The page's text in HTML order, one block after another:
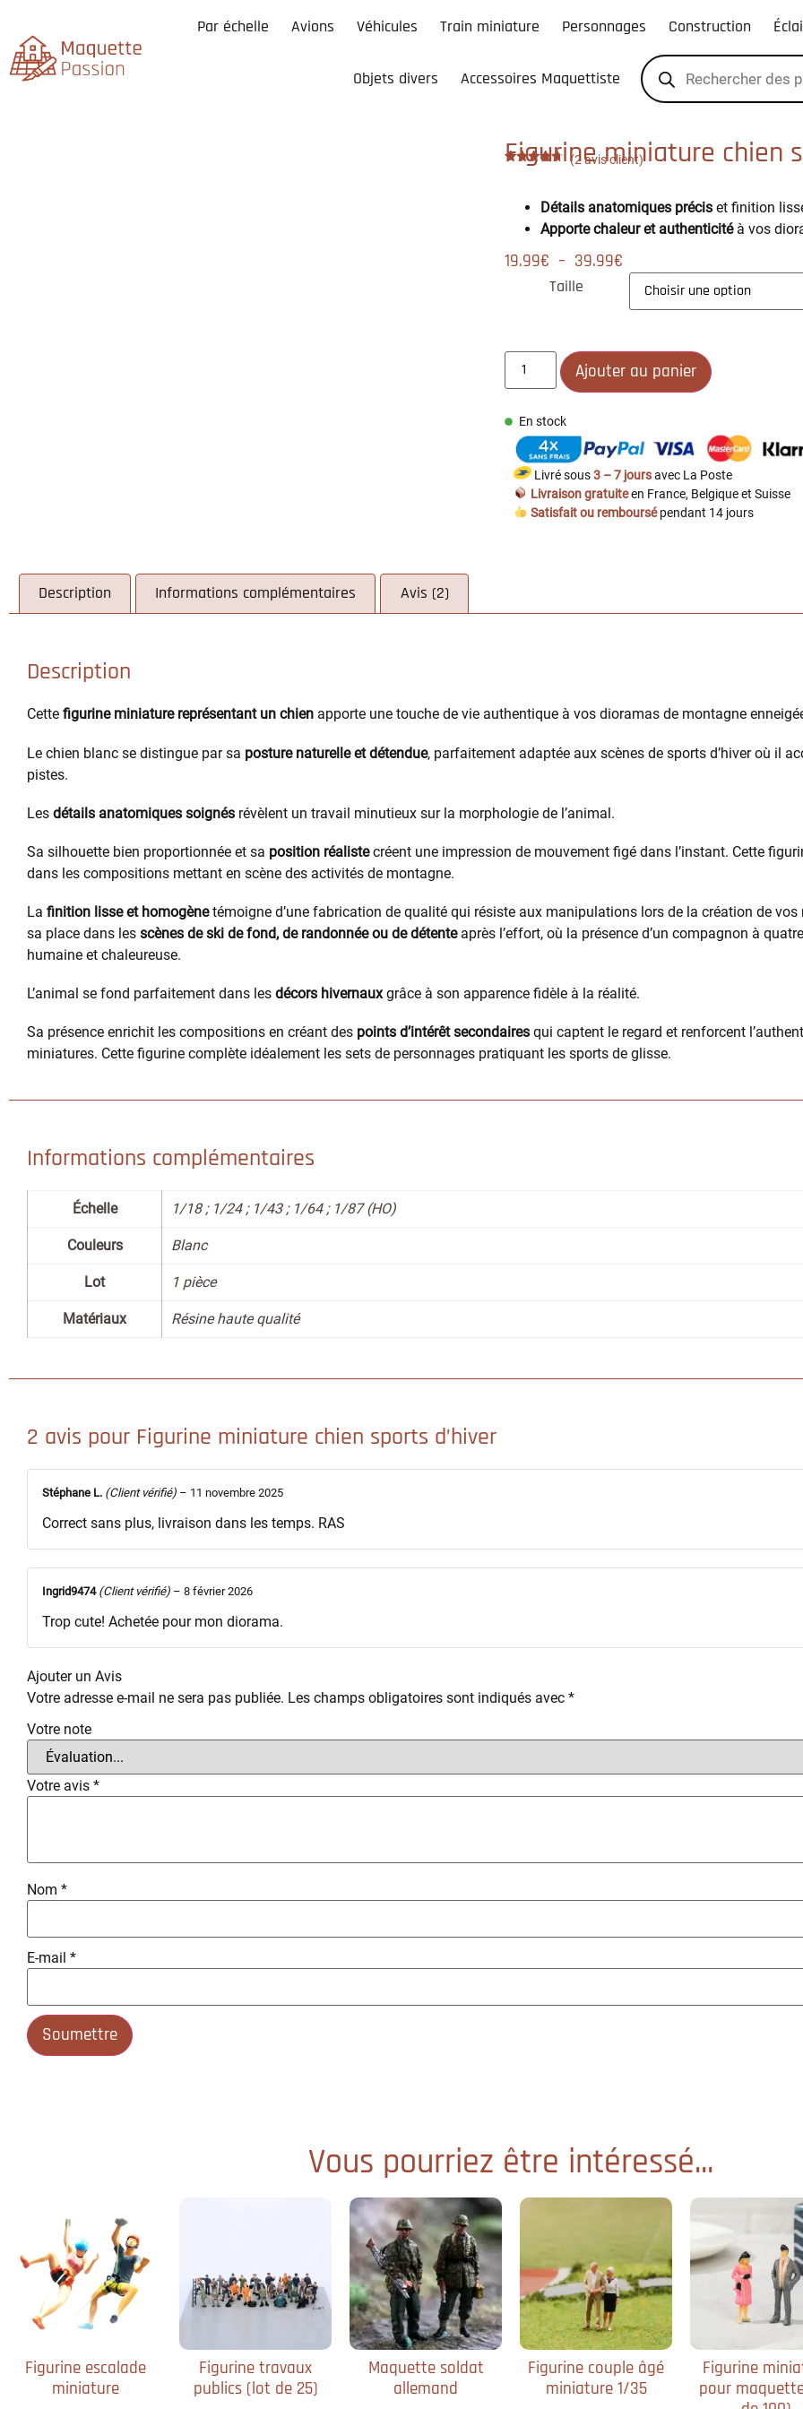
Par échelle Avions Véhicules Train miniature Personnages Construction
Objets divers Accessoires Maquettiste
Figurine miniature chien
notations
(2avis client)
Détails anatomiques préciset finition
Apporte chaleur et authenticitéà vos
19.99€ – 39.99€
Taille
Ajouter au panier
En stock
Livré sous3 – 7 joursavec La Poste
Livraison gratuiteen France, Belgique et Suisse
Satisfait ou remboursépendant 14 jours
Description Informations complémentaires Avis (2)
Description
Cette figurine miniature représentant un chien apporte une touche de vie authentique à vos dioramas de montagne
Le chien blanc se distingue par sa posture naturelle et détendue, parfaitement adaptée aux scènes de sports d’hiver où il
pistes.
Les détails anatomiques soignés révèlent un travail minutieux sur la morphologie de l’animal.
Sa silhouette bien proportionnée et sa position réalistecréent une impression de mouvement figé dans l’instant. Cette
dans les compositions mettant en scène des activités de montagne.
La finition lisse et homogènetémoigne d’une fabrication de qualité qui résiste aux manipulations lors de la création de vos
sa place dans les scènes de ski de fond, de randonnée ou de détenteaprès l’effort, où la présence d’un compagnon à
humaine et chaleureuse.
L’animal se fond parfaitement dans les décors hivernauxgrâce à son apparence fidèle à la réalité.
Sa présence enrichit les compositions en créant des points d’intérêt secondaires qui captent le regard et renforcent
miniatures. Cette figurine complète idéalement les sets de personnages pratiquant les sports de glisse.
Informations complémentaires
Échelle 1/18 ; 1/24 ; 1/43 ; 1/64 ; 1/87 (HO)
Couleurs Blanc
Lot 1 pièce
Matériaux Résine haute qualité
2 avis pour Figurine miniature chien sports d’hiver
Stéphane L. (Client vérifié) – 11 novembre 2025
Correct sans plus, livraison dans les temps. RAS
Ingrid9474 (Client vérifié) – 8 février 2026
Trop cute! Achetée pour mon diorama.
Ajouter un Avis
Votre adresse e-mail ne sera pas publiée. Les champs obligatoires sont indiqués avec *
Votre note
Votre avis *
Nom *
E-mail *
Vous pourriez être intéressé...
Figurine escalade
miniature
Figurine travaux
publics (lot de 25)
Maquette soldat
allemand
Figurine couple âgé
miniature 1/35
Figurine
pour